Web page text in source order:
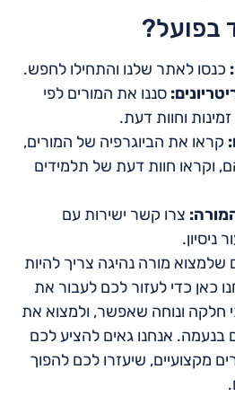
בפועל?
כנסו לאתר שלנו והתחילו לחפש.
סננו את המורים לפי
זמינות וחוות דעת.
קראו את הביוגרפיה של המורים,
וקראו חוות דעת של תלמידים
צרו קשר ישירות עם
ניסיון.
שלמצוא מורה נהיגה צריך להיות
כאן כדי לעזור לכם לעבור את
חלקה ונוחה שאפשר, ולמצוא את
אנחנו גאים להציע לכם
מקצועיים, שיעזרו לכם להפוך